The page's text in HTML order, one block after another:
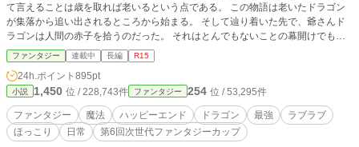
て言えることは歳を取れば老いるという点である。 この物語は老いたドラゴン
が集落から追い出されるところから始まる。 そして辿り着いた先で、爺さんド
ラゴンは人間の赤子を拾うのだった。 それはとんでもないことの幕開けでも、
あった――
ファンタジー 連載中 長編 R15
24h.ポイント 895pt
小説 1,450 位 / 228,743件 ファンタジー 254 位 / 53,295件
ファンタジー 魔法 ハッピーエンド ドラゴン 最強
ラブラブ
ほっこり
日常 第6回次世代ファンタジーカップ